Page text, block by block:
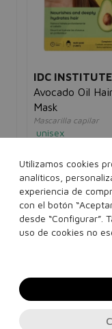
IDC INSTITUTE
Avocado Oil Hair
Mask
Mascarilla capilar
unisex
25 ml
Añadir a la
Utilizamos cookies
analíticos,
experiencia de
con el botón
desde “Configurar”.
uso de cookies no